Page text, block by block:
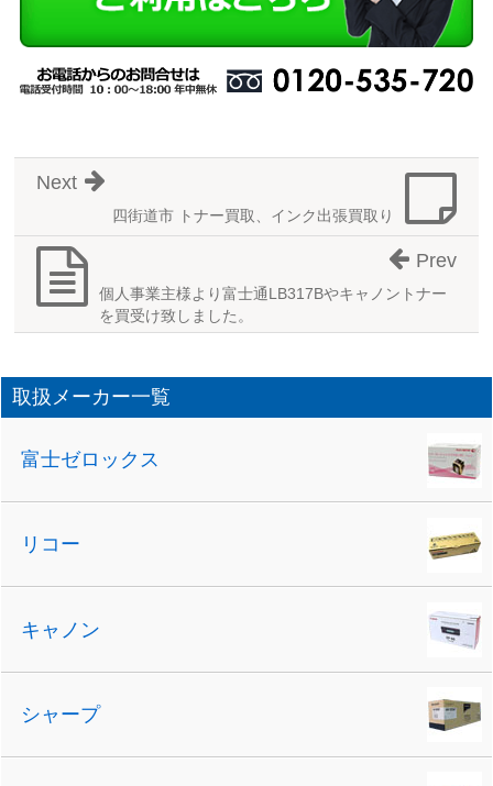
四街道市 トナー買取、インク出張買取り
Next
個人事業主様より富士通LB317Bやキャノントナー
を買受け致しました。
Prev
取扱メーカー一覧
富士ゼロックス
リコー
キャノン
シャープ